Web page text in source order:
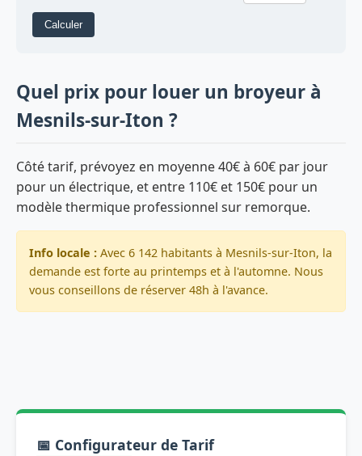
Calculer
Quel prix pour louer un broyeur à
Mesnils-sur-Iton ?
Côté tarif, prévoyez en moyenne 40€ à 60€ par jour
pour un électrique, et entre 110€ et 150€ pour un
modèle thermique professionnel sur remorque.
Info locale : Avec 6 142 habitants à Mesnils-sur-Iton, la
demande est forte au printemps et à l'automne. Nous
vous conseillons de réserver 48h à l'avance.
📅 Configurateur de Tarif